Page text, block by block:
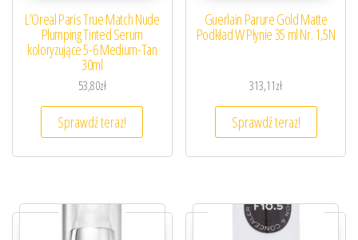
L’Oreal Paris True Match Nude
Plumping Tinted Serum
koloryzujące 5-6 Medium-Tan
30ml
53,80zł
Sprawdź teraz!
Guerlain Parure Gold Matte
Podkład W Płynie 35 ml Nr. 1,5N
313,11zł
Sprawdź teraz!